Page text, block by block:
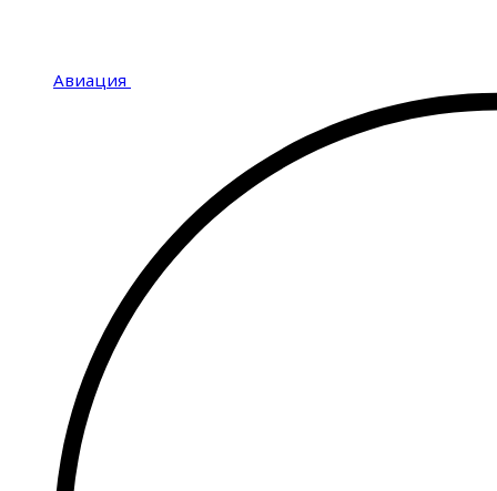
Авиация